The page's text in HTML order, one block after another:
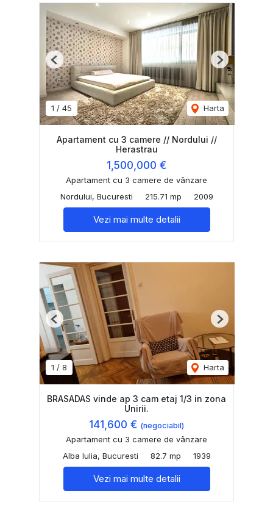
1 / 45 Harta
Previous Next
Apartament cu 3 camere // Nordului //
Herastrau
1,500,000 €
Apartament cu 3 camere de vânzare
Nordului, Bucuresti
215.71 mp 2009
Vezi mai multe detalii
1 / 8 Harta
Previous Next
BRASADAS vinde ap 3 cam etaj 1/3 in zona
Unirii.
141,600 € (negociabil)
Apartament cu 3 camere de vânzare
Alba Iulia, Bucuresti
82.7 mp 1939
Vezi mai multe detalii